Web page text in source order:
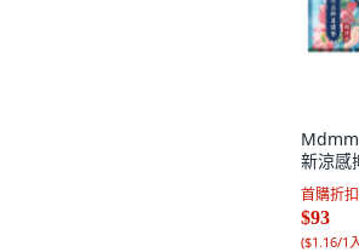
新涼感
首購折
$93
($1.16/1